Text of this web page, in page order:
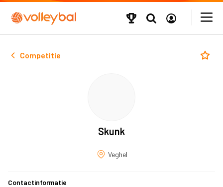
Competitie
Skunk
Veghel
Contactinformatie